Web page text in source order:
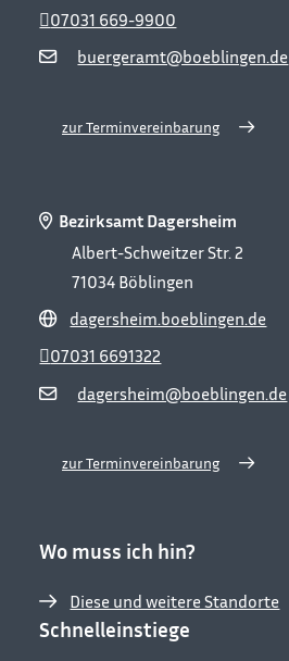
buergeramt@boeblingen.de
07031 669-9900
zur Terminvereinbarung
Bezirksamt Dagersheim
Albert-Schweitzer Str. 2
71034 Böblingen
dagersheim.boeblingen.de
dagersheim@boeblingen.de
07031 6691322
zur Terminvereinbarung
Wo muss ich hin?
Diese und weitere Standorte
Schnelleinstiege